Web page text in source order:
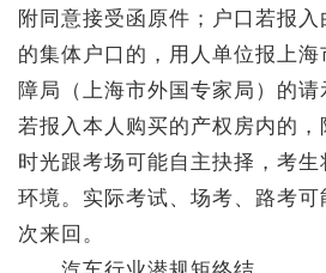
附同意接受函原件；户口若报
的集体户口的，用人单位报上
障局（上海市外国专家局）的请
若报入本人购买的产权房内的
时光跟考场可能自主抉择，考
环境。实际考试、场考、路考
次来回。